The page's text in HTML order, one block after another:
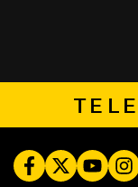
FacebookTwitter